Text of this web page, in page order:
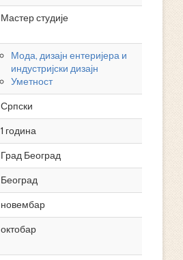
Мастер студије
Мода, дизајн ентеријера и
индустријски дизајн
Уметност
Српски
1 година
Град Београд
Београд
новембар
октобар